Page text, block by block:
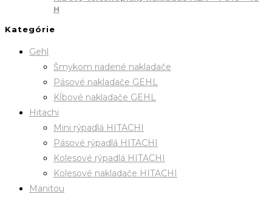
H
Kategórie
Gehl
Šmykom riadené nakladače
Pásové nakladače GEHL
Kĺbové nakladače GEHL
Hitachi
Mini rýpadlá HITACHI
Pásové rýpadlá HITACHI
Kolesové rýpadlá HITACHI
Kolesové nakladače HITACHI
Manitou